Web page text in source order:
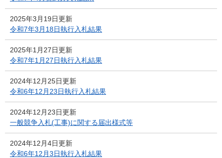
2025年3月19日更新
令和7年3月18日執行入札結果
2025年1月27日更新
令和7年1月27日執行入札結果
2024年12月25日更新
令和6年12月23日執行入札結果
2024年12月23日更新
一般競争入札(工事)に関する届出様式等
2024年12月4日更新
令和6年12月3日執行入札結果